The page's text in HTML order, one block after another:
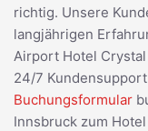
richtig. Unsere
langjährigen
Airport Hotel
24/7
Buchungsformular
Innsbruck zum